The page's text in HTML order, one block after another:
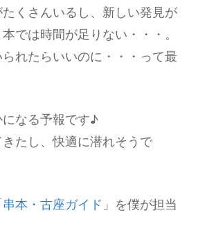
くさんいるし、新しい発見が
では時間が足りない・・・。
れたらいいのに・・・って最
なる予報です♪
たし、快適に潜れそうで
串本・古座ガイド 」を僕が担当